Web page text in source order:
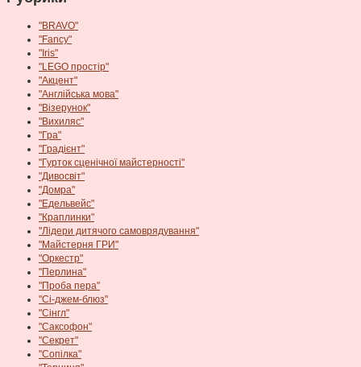
"BRAVO"
"Fancy"
"Iris"
"LEGO простір"
"Акцент"
"Англійська мова"
"Візерунок"
"Вихиляс"
"Гра"
"Градієнт"
"Гурток сценічної майстерності"
"Дивосвіт"
"Домра"
"Едельвейс"
"Краплинки"
"Лідери дитячого самоврядування"
"Майстерня ГРИ"
"Оркестр"
"Перлина"
"Проба пера"
"Сі-джем-блюз"
"Сінгл"
"Саксофон"
"Секрет"
"Сопілка"